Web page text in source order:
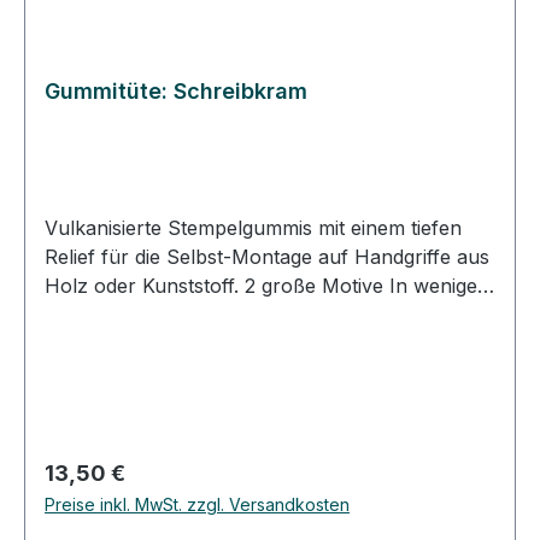
Gummitüte: Schreibkram
Vulkanisierte Stempelgummis mit einem tiefen
Relief für die Selbst-Montage auf Handgriffe aus
Holz oder Kunststoff. 2 große Motive In wenigen
das Gummi aus. Kleben Sie das Stempelgummi
mit dem Zellkautschuk auf ein passendes
Klötzchen. Bestempeln Sie ein Etikett und kleben
Regulärer Preis:
13,50 €
Preise inkl. MwSt. zzgl. Versandkosten